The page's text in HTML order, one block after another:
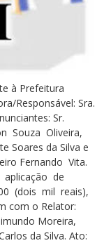
à Prefeitura
Responsável: Sra.
Sr.
Souza Oliveira,
Soares da Silva e
Fernando Vita.
aplicação de
(dois mil reais),
com o Relator:
Moreira,
da Silva. Ato: